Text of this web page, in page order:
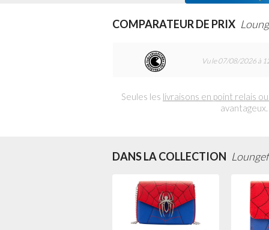
COMPARATEUR DE PRIX
Vu le 07/08/2026 à
Seules les livraisons en point relais
DANS LA COLLECTION